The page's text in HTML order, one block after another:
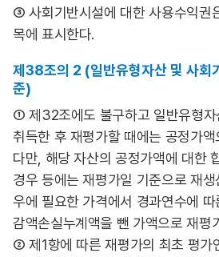
③ 사회기반시설에 대한 사용수익권
목에 표시한다.
제38조의 2 (일반유형자산 및 사회
준)
① 제32조에도 불구하고 일반유형자
취득한 후 재평가할 때에는 공정가
다만, 해당 자산의 공정가액에 대한
경우 등에는 재평가일 기준으로 재
우에 필요한 가격에서 경과연수에
감액손실누계액을 뺀 가액으로 재평
② 제1항에 따른 재평가의 최초 평가